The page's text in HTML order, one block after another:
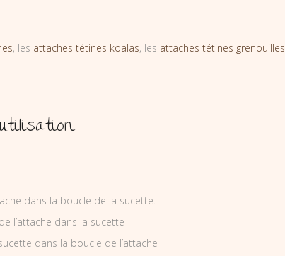
, les attaches tétines koalas, les attaches tétines grenouilles
dans la boucle de la sucette.
l’attache dans la sucette
dans la boucle de l’attache